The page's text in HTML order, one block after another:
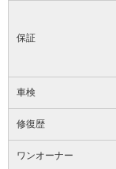
保証
車検
修復歴
ワンオーナー